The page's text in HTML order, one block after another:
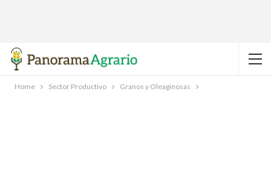
Home Sector Productivo Granos y Oleaginosas